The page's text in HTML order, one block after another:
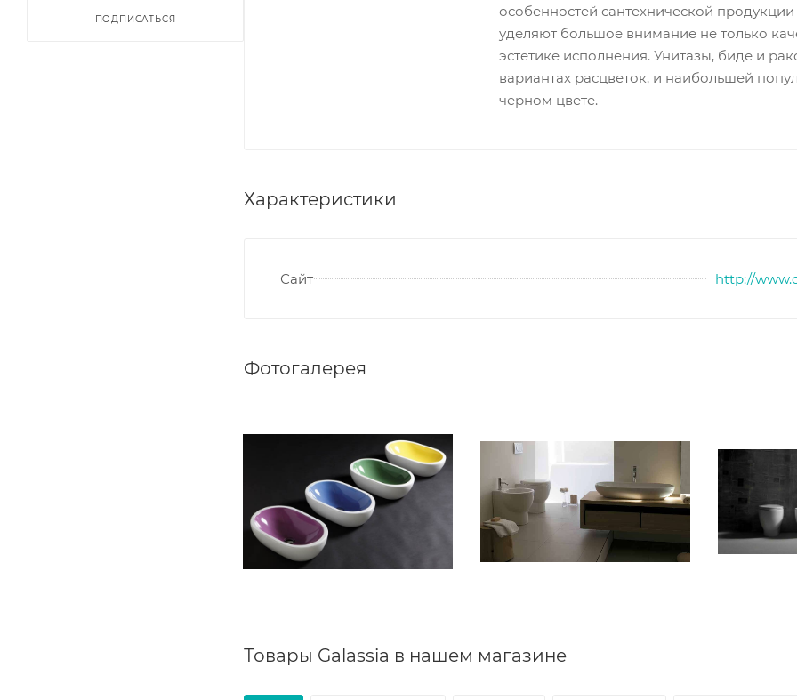
особенностей сантехнической продукции
уделяют большое внимание не только
эстетике исполнения. Унитазы, биде и
вариантах расцветок, и наибольшей
черном цвете.
Характеристики
Сайт http://
Фотогалерея
Товары Galassia в нашем магазине
ПОДПИСАТЬСЯ